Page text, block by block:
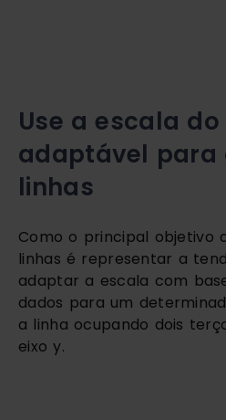
Use a escala do
adaptável para
linhas
Como o principal objetivo
linhas é representar a
adaptar a escala com
dados para um
a linha ocupando dois
eixo y.